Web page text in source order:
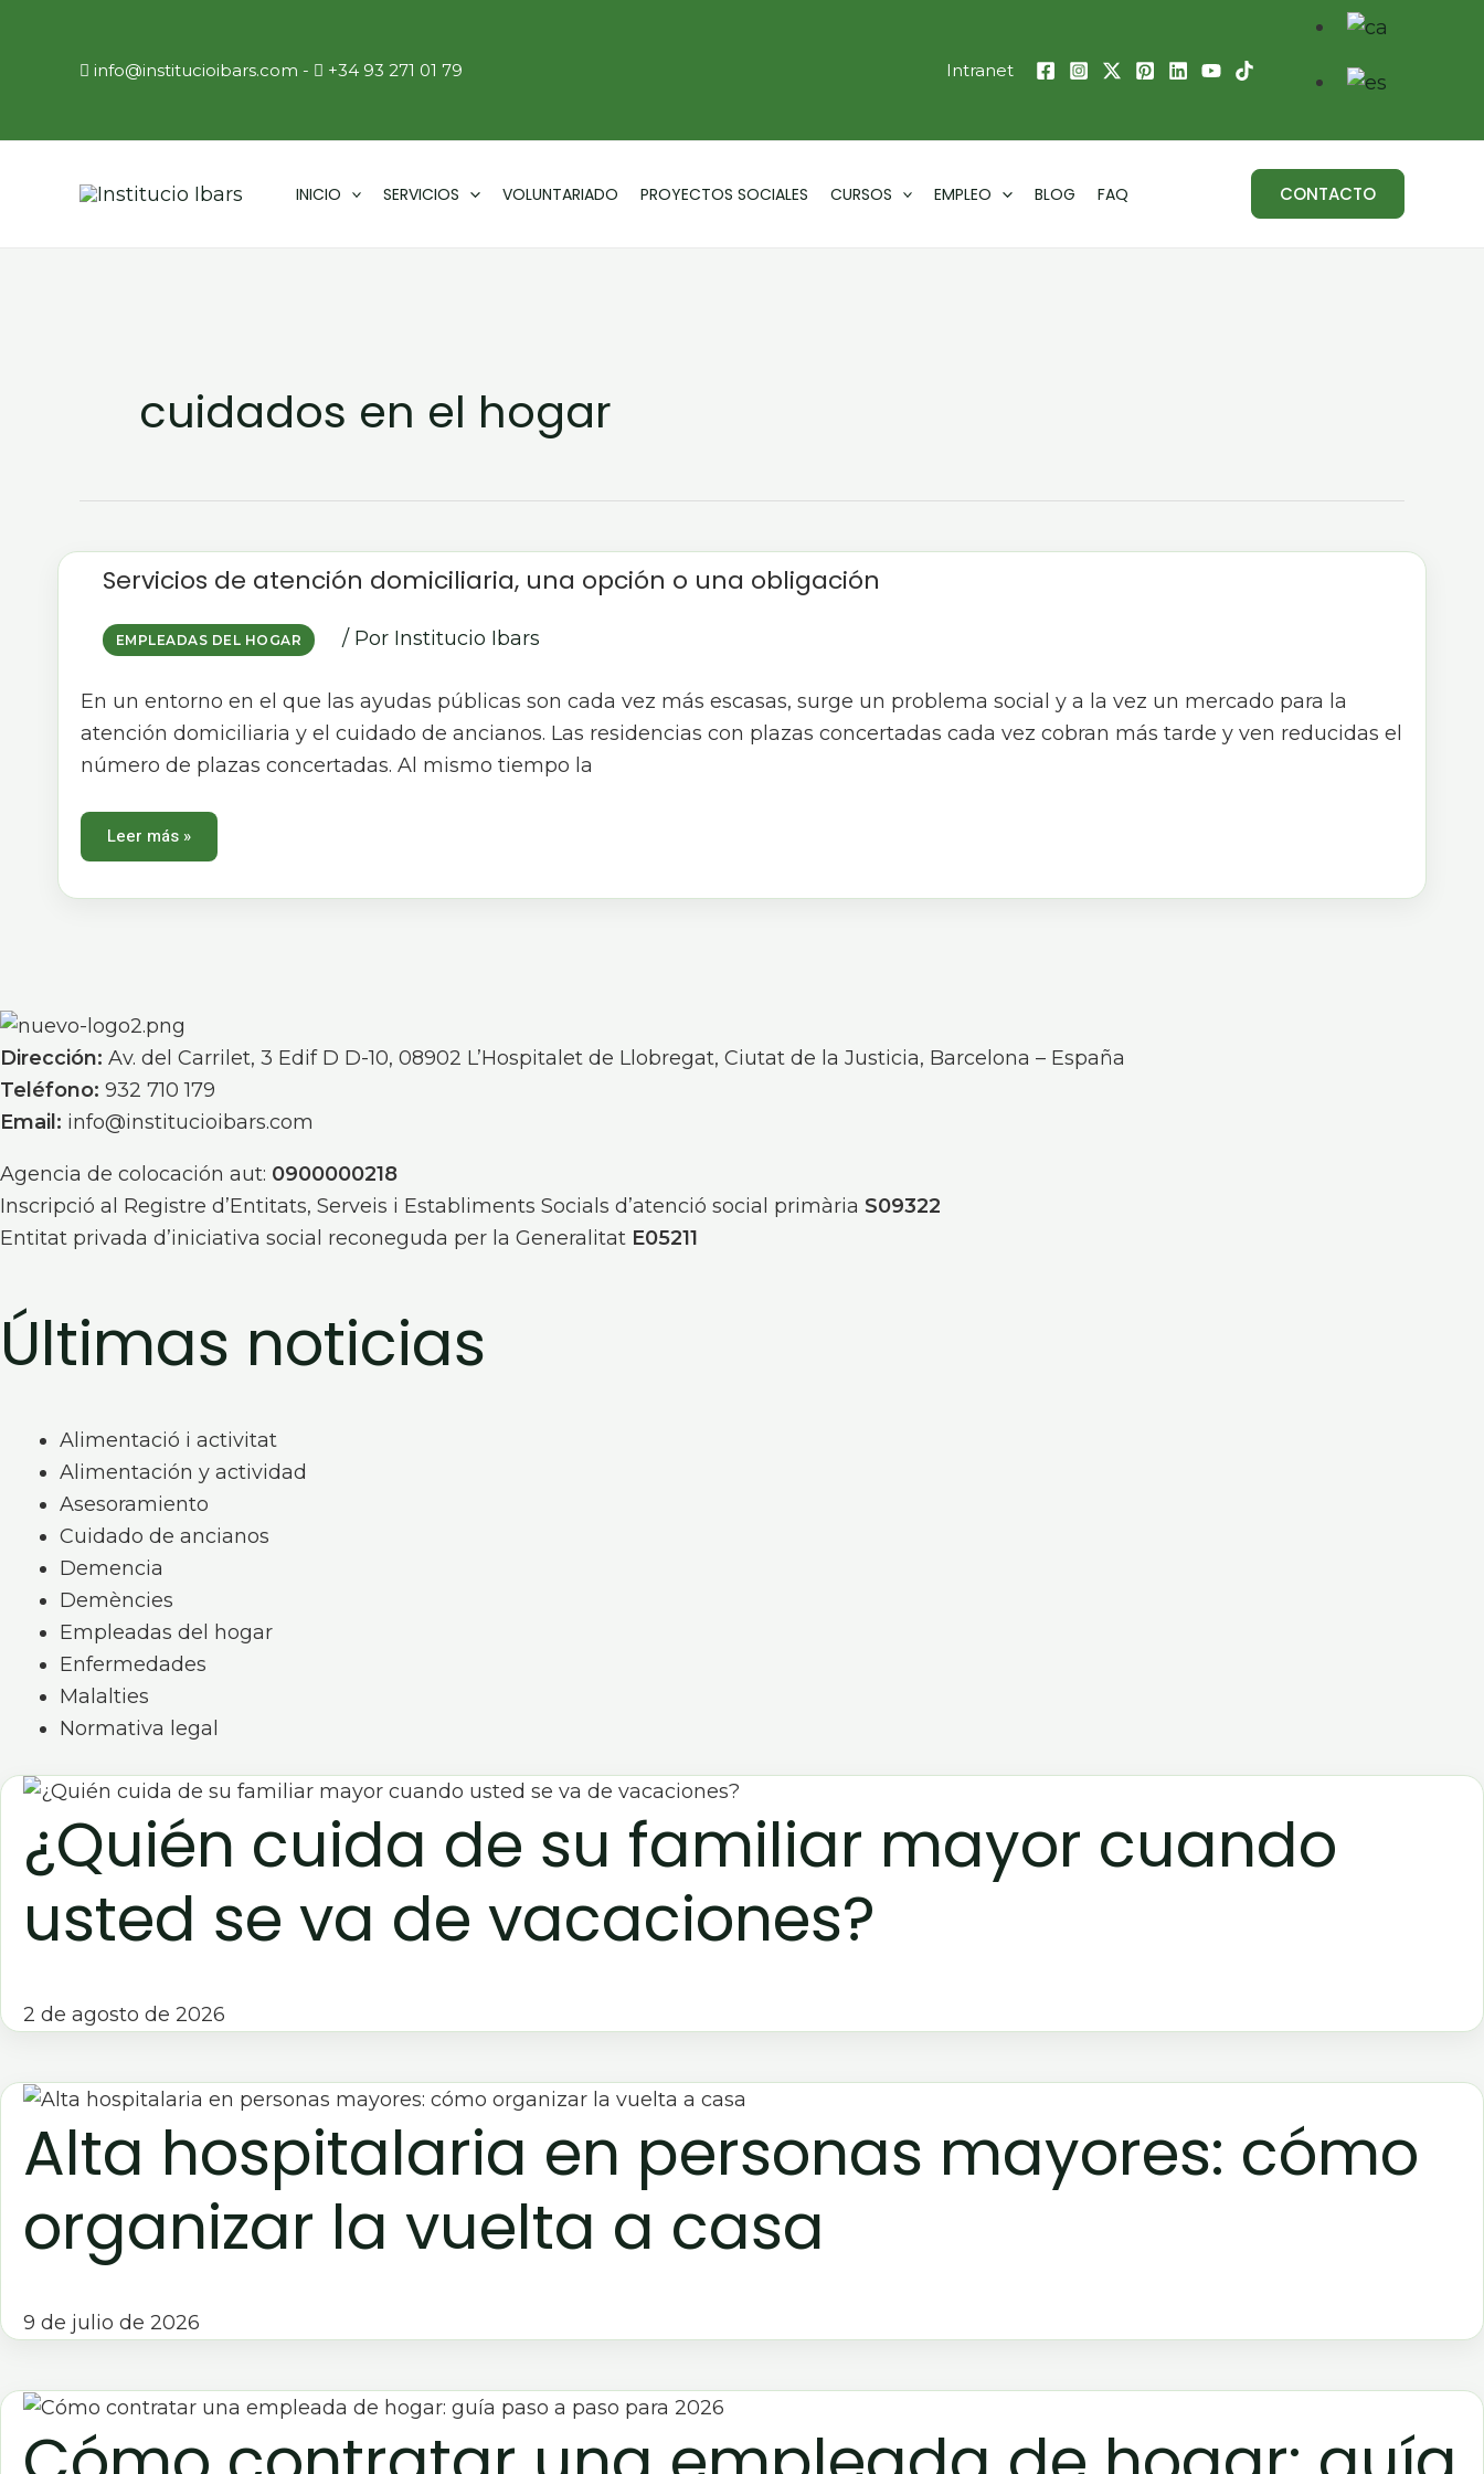
contenidoinfo@institucioibars.com ​ - +34 93 271 01 79 Intranet
INICIO SERVICIOS VOLUNTARIADO PROYECTOS SOCIALES CURSOS EMPLEO BLOG FAQ CONTACTO
cuidados en el hogar
Servicios de atención domiciliaria, una opción o una obligación
EMPLEADAS DEL HOGAR / Por Institucio Ibars
En un entorno en el que las ayudas públicas son cada vez más escasas, surge un problema social y a la vez un mercado para la
atención domiciliaria y el cuidado de ancianos. Las residencias con plazas concertadas cada vez cobran más tarde y ven reducidas el
número de plazas concertadas. Al mismo tiempo la
Servicios
de
atención
una
opción
o
obligación
Leer más »
Dirección: Av. del Carrilet, 3 Edif D D-10, 08902 L’Hospitalet de Llobregat, Ciutat de la Justicia, Barcelona – España
Teléfono: 932 710 179
Email: info@institucioibars.com
Agencia de colocación aut: 0900000218
Inscripció al Registre d’Entitats, Serveis i Establiments Socials d’atenció social primària S09322
Entitat privada d’iniciativa social reconeguda per la Generalitat E05211
Últimas noticias
Alimentació i activitat
Alimentación y actividad
Asesoramiento
Cuidado de ancianos
Demencia
Demències
Empleadas del hogar
Enfermedades
Malalties
Normativa legal
¿Quién cuida de su familiar mayor cuando
usted se va de vacaciones?
2 de agosto de 2026
Alta hospitalaria en personas mayores: cómo
organizar la vuelta a casa
9 de julio de 2026